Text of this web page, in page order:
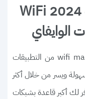
تنزيل برنامج واي فاي ماب 2024 WiFi
يعد تطبيق واي فاي ماب wifi map 5.4.26 apk من التطبيقات
ويسر من خلال أكثر
أكبر قاعدة بشبكات